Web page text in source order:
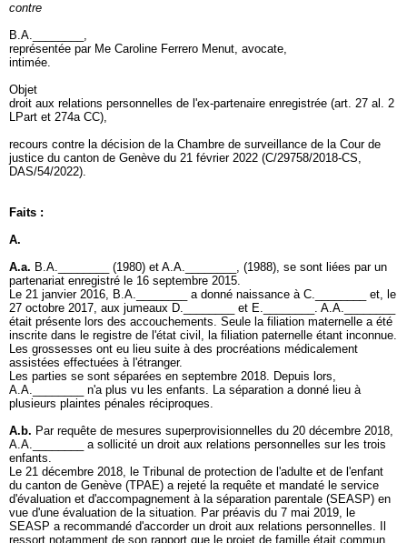
contre
B.A.________,
représentée par Me Caroline Ferrero Menut, avocate,
intimée.
Objet
droit aux relations personnelles de l'ex-partenaire enregistrée (art. 27 al. 2
LPart et 274a CC),
recours contre la décision de la Chambre de surveillance de la Cour de
justice du canton de Genève du 21 février 2022 (C/29758/2018-CS,
DAS/54/2022).
Faits :
A.
A.a. B.A.________ (1980) et A.A.________, (1988), se sont liées par un
partenariat enregistré le 16 septembre 2015.
Le 21 janvier 2016, B.A.________ a donné naissance à C.________ et, le
27 octobre 2017, aux jumeaux D.________ et E.________. A.A.________
était présente lors des accouchements. Seule la filiation maternelle a été
inscrite dans le registre de l'état civil, la filiation paternelle étant inconnue.
Les grossesses ont eu lieu suite à des procréations médicalement
assistées effectuées à l'étranger.
Les parties se sont séparées en septembre 2018. Depuis lors,
A.A.________ n'a plus vu les enfants. La séparation a donné lieu à
plusieurs plaintes pénales réciproques.
A.b. Par requête de mesures superprovisionnelles du 20 décembre 2018,
A.A.________ a sollicité un droit aux relations personnelles sur les trois
enfants.
Le 21 décembre 2018, le Tribunal de protection de l'adulte et de l'enfant
du canton de Genève (TPAE) a rejeté la requête et mandaté le service
d'évaluation et d'accompagnement à la séparation parentale (SEASP) en
vue d'une évaluation de la situation. Par préavis du 7 mai 2019, le
SEASP a recommandé d'accorder un droit aux relations personnelles. Il
ressort notamment de son rapport que le projet de famille était commun,